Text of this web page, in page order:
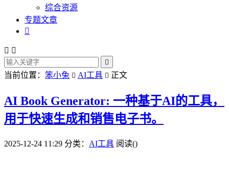
综合资源
专题文章

 

当前位置： 笨小兔  AI工具  正文
AI Book Generator: 一种基于AI的工具，
用于快速生成和销售电子书。
2025-12-24 11:29 分类： AI工具 阅读()